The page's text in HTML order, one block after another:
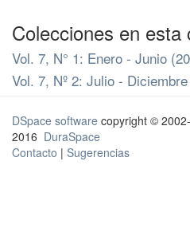
Colecciones en esta
Vol. 7, N° 1: Enero - Junio
Vol. 7, Nº 2: Julio -
DSpace software copyright © 2002-
2016 DuraSpace
Contacto | Sugerencias